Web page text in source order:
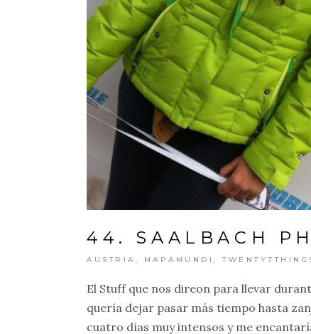
44. SAALBACH
AUSTRIA MAPAMUNDI ,
El Stuff que nos direon para llevar
quería dejar pasar más tiempo hasta
cuatro días muy intensos y me